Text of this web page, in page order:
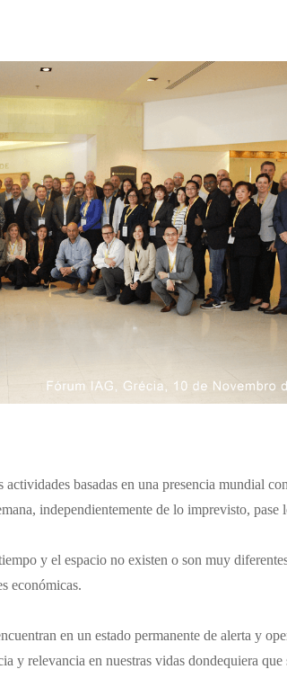
basadas en una presencia mundial
independientemente de lo imprevisto, pase
y el espacio no existen o son muy
económicas.
en un estado permanente de alerta y
y relevancia en nuestras vidas dondequiera que